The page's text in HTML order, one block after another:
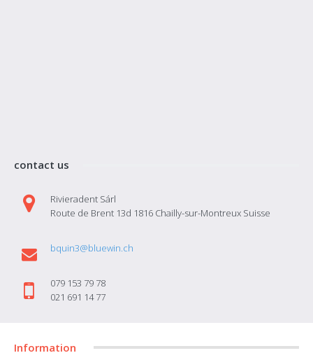
contact us
Rivieradent Sárl
Route de Brent 13d 1816 Chailly-sur-Montreux Suisse
bquin3@bluewin.ch
079 153 79 78
021 691 14 77
Information